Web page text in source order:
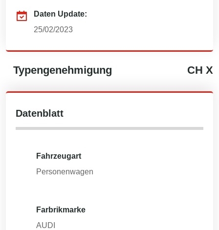
Daten Update:
25/02/2023
Typengenehmigung CH X
Datenblatt
Fahrzeugart
Personenwagen
Farbrikmarke
AUDI